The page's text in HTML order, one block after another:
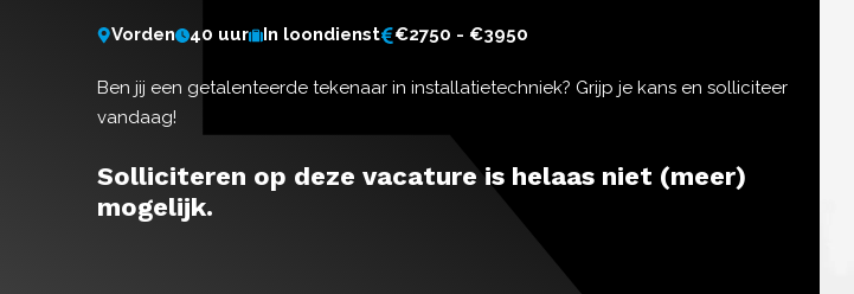
Vorden 40 uur In loondienst €2750 - €3950
Ben jij een getalenteerde tekenaar in installatietechniek? Grijp je kans en solliciteer
vandaag!
Solliciteren op deze vacature is helaas niet (meer)
mogelijk.